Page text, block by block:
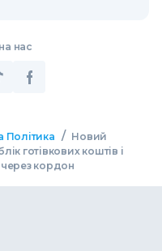
нас
Політика / Новий
готівкових коштів і
через кордон